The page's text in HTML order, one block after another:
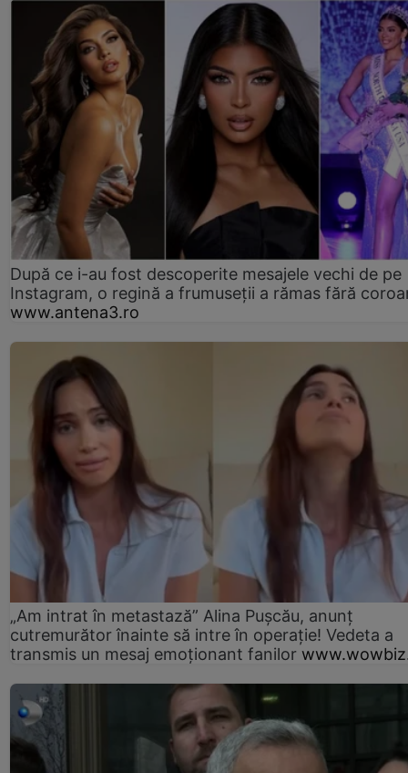
După ce i-au fost descoperite mesajele vechi de pe
Instagram, o regină a frumuseții a rămas fără
www.antena3.ro
„Am intrat în metastază” Alina Pușcău, anunț
cutremurător înainte să intre în operație! Vedeta a
transmis un mesaj emoționant fanilor